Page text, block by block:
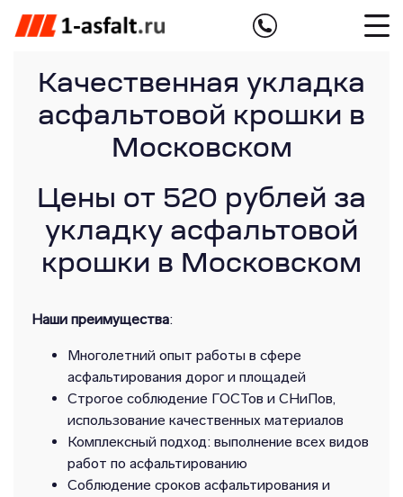
Качественная укладка
асфальтовой крошки в
Московском
Цены от 520 рублей за
укладку асфальтовой
крошки в Московском
Наши преимущества:
Многолетний опыт работы в сфере
асфальтирования дорог и площадей
Строгое соблюдение ГОСТов и СНиПов,
использование качественных материалов
Комплексный подход: выполнение всех видов
работ по асфальтированию
Соблюдение сроков асфальтирования и